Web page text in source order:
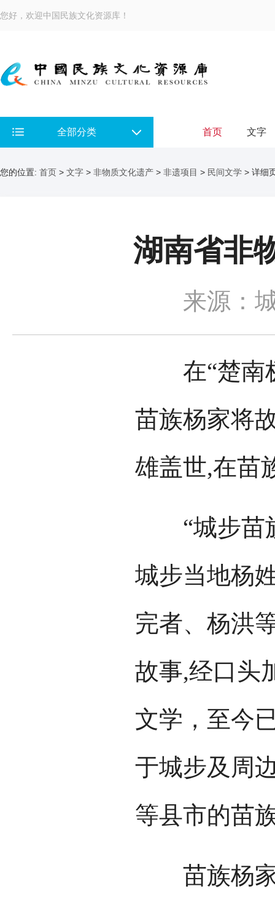
您好，欢迎中国民族文化资源库！
全部分类 首页 文字
您的位置: 首页 > 文字 > 非物质文化遗产 > 非遗项目 > 民间文学 > 详细
湖南省非
来源：
在“楚南极
苗族杨家将
雄盖世,在苗
“城步苗族
城步当地杨
完者、杨洪
故事,经口头
文学，至今
于城步及周
等县市的苗
苗族杨家